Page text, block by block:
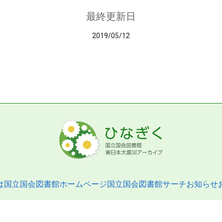
最終更新日
2019/05/12
国立国会図書館ホームページ国立国会図書館サーチお知らせ